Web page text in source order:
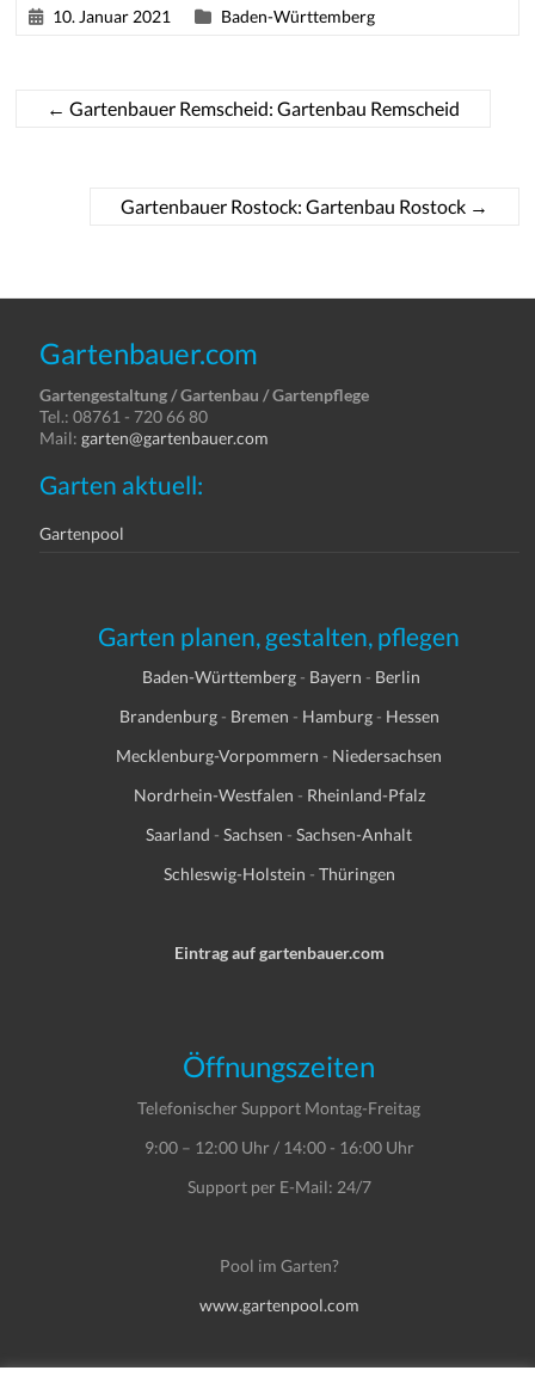
10. Januar 2021 Baden-Württemberg
← Gartenbauer Remscheid: Gartenbau Remscheid
Gartenbauer Rostock: Gartenbau Rostock →
Gartenbauer.com
Gartengestaltung / Gartenbau / Gartenpflege
Tel.: 08761 - 720 66 80
Mail:garten@gartenbauer.com
Garten aktuell:
Gartenpool
Garten planen, gestalten, pflegen
Baden-Württemberg- Bayern - Berlin
Brandenburg- Bremen - Hamburg- Hessen
Mecklenburg-Vorpommern - Niedersachsen
Nordrhein-Westfalen - Rheinland-Pfalz
Saarland -Sachsen -Sachsen-Anhalt
Schleswig-Holstein - Thüringen
Eintrag auf gartenbauer.com
Öffnungszeiten
Telefonischer Support Montag-Freitag
9:00 – 12:00 Uhr / 14:00 - 16:00 Uhr
Support per E-Mail: 24/7
Pool im Garten?
www.gartenpool.com